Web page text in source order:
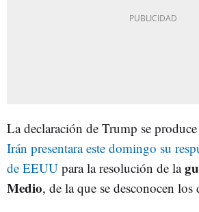
La declaración de Trump se
Irán presentara este domingo su
de EEUU para la resolución de la
Medio, de la que se desconocen los